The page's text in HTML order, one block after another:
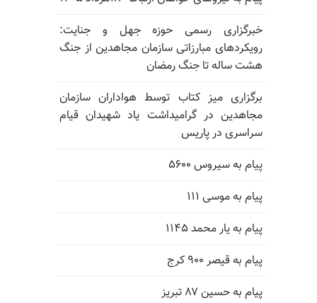
خبرگزاری رسمی حوزه جهل و جنایت:
رویکردهای مبارزاتی سازمان مجاهدین از جنگ
هشت ساله تا جنگ رمضان
برگزاری میز کتاب توسط هواداران سازمان
مجاهدین در گرامیداشت یاد شهیدان قیام
سراسری در پاریس
پیام به سیروس ۵۶۰۰
پیام به موسی ۱۱۱
پیام به یار محمد ۱۱۴۵
پیام به قیصر ۹۰۰ کرج
پیام به حسین ۸۷ تبریز